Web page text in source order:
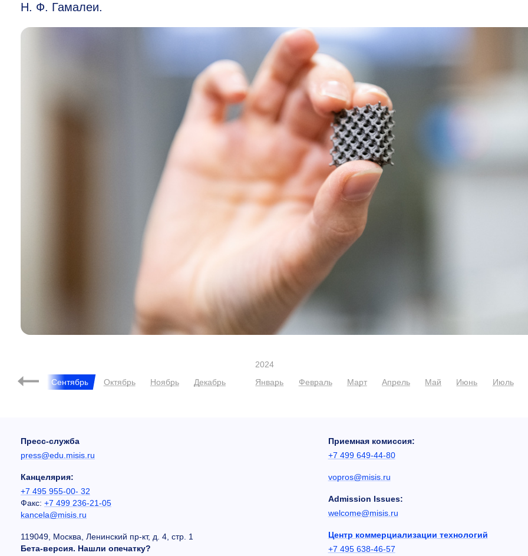
Н. Ф. Гамалеи.
Август Сентябрь Октябрь Ноябрь Декабрь
2024
Январь
Февраль Март Апрель Май Июнь Июль
Пресс-служба
press@edu.misis.ru
Канцелярия:
+7 495 955-00- 32
Факс: +7 499 236-21-05
kancela@misis.ru
119049, Москва, Ленинский пр-кт, д. 4, стр. 1
Бета-версия. Нашли опечатку?
Приемная комиссия:
+7 499 649-44-80
vopros@misis.ru
Admission Issues:
welcome@misis.ru
Центр коммерциализации технологий
+7 495 638-46-57